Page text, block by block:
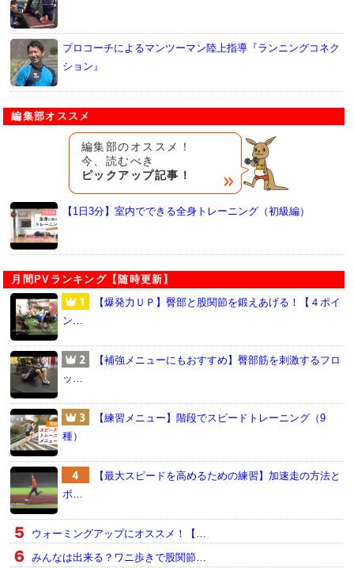
プロコーチによるマンツーマン陸上指導『ランニングコネク
ション』
編集部オススメ
編集部のオススメ！
今、読むべき
ピックアップ記事！
【1日3分】室内でできる全身トレーニング（初級編）
月間PVランキング【随時更新】
【爆発力ＵＰ】臀部と股関節を鍛えあげる！【４ポイ
ン…
【補強メニューにもおすすめ】臀部筋を刺激するフロ
ッ…
【練習メニュー】階段でスピードトレーニング（9
種）
【最大スピードを高めるための練習】加速走の方法と
ポ…
ウォーミングアップにオススメ！【…
みんなは出来る？ワニ歩きで股関節…